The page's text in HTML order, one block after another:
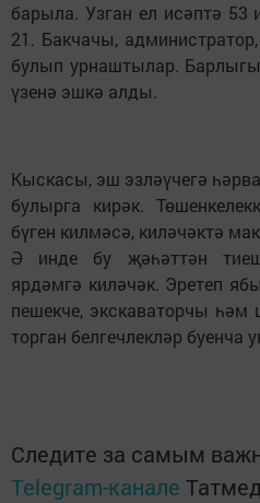
барыла. Узган ел исәптә 53
21. Бакчачы,
булып урнаштылар.
үзенә эшкә алды.
Кыскасы, эш эзләүчегә
булырга кирәк.
бүген килмәсә, киләчәктә
Ә инде бу җәһәттән
ярдәмгә киләчәк. Эретеп
пешекче, экскаваторчы
торган белгечлекләр
Следите за самым
Telegram-канале